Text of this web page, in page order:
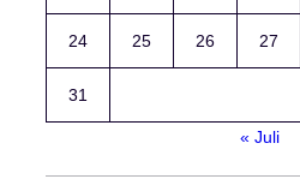
24 25 26 27
31
« Juli